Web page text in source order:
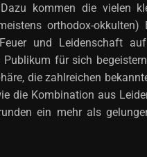
kommen die vielen
orthodox-okkulten)
und Leidenschaft
für sich
die zahlreichen
die Kombination aus
ein mehr als